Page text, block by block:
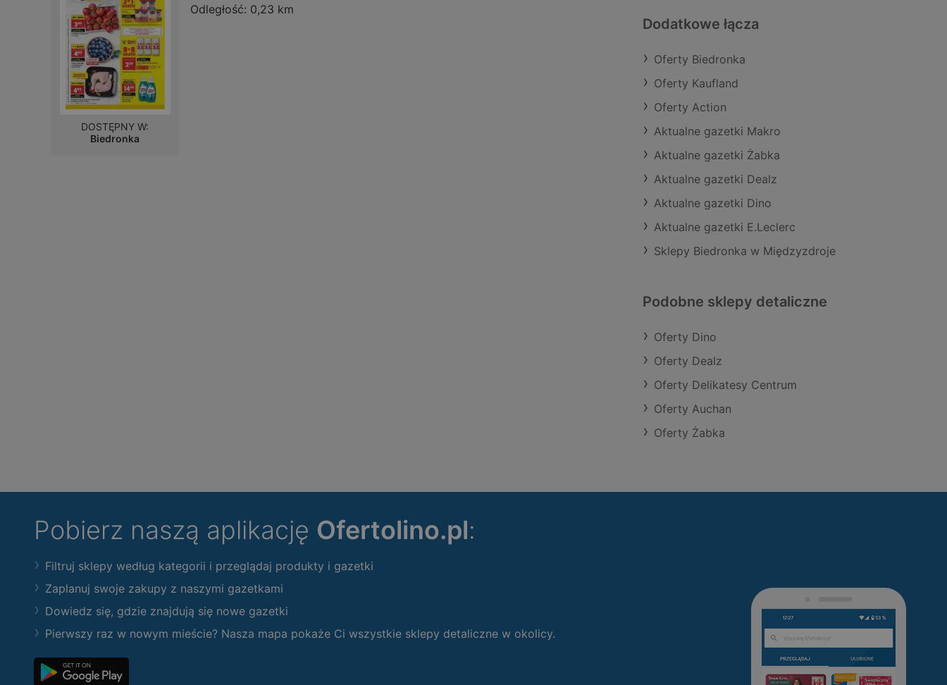
Odległość: 0,23 km
DOSTĘPNY W:
Biedronka
Dodatkowe łącza
Oferty Biedronka
Oferty Kaufland
Oferty Action
Aktualne gazetki Makro
Aktualne gazetki Żabka
Aktualne gazetki Dealz
Aktualne gazetki Dino
Aktualne gazetki E.Leclerc
Sklepy Biedronka w Międzyzdroje
Podobne sklepy detaliczne
Oferty Dino
Oferty Dealz
Oferty Delikatesy Centrum
Oferty Auchan
Oferty Żabka
Pobierz naszą aplikację Ofertolino.pl:
Filtruj sklepy według kategorii i przeglądaj produkty i gazetki
Zaplanuj swoje zakupy z naszymi gazetkami
Dowiedz się, gdzie znajdują się nowe gazetki
Pierwszy raz w nowym mieście? Nasza mapa pokaże Ci wszystkie sklepy detaliczne w okolicy.